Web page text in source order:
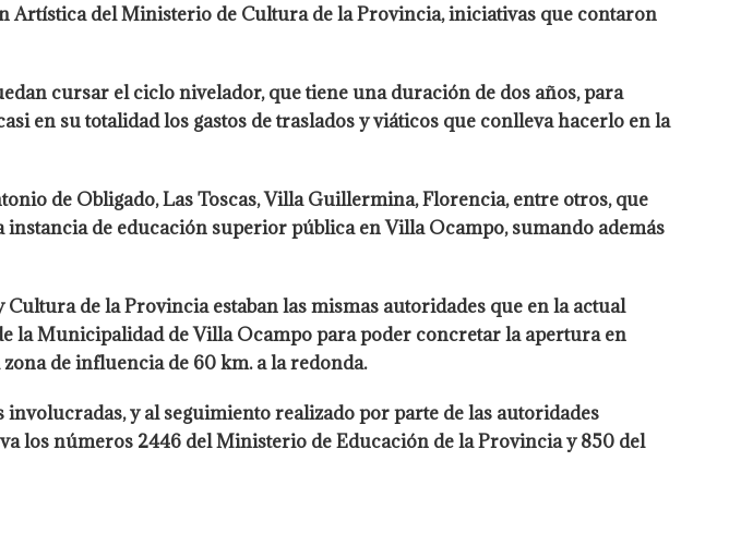
Artística del Ministerio de Cultura de la Provincia, iniciativas que contaron
cursar el ciclo nivelador, que tiene una duración de dos años, para
en su totalidad los gastos de traslados y viáticos que conlleva hacerlo en la
de Obligado, Las Toscas, Villa Guillermina, Florencia, entre otros, que
de educación superior pública en Villa Ocampo, sumando además
de la Provincia estaban las mismas autoridades que en la actual
la Municipalidad de Villa Ocampo para poder concretar la apertura en
de influencia de 60 km. a la redonda.
y al seguimiento realizado por parte de las autoridades
los números 2446 del Ministerio de Educación de la Provincia y 850 del